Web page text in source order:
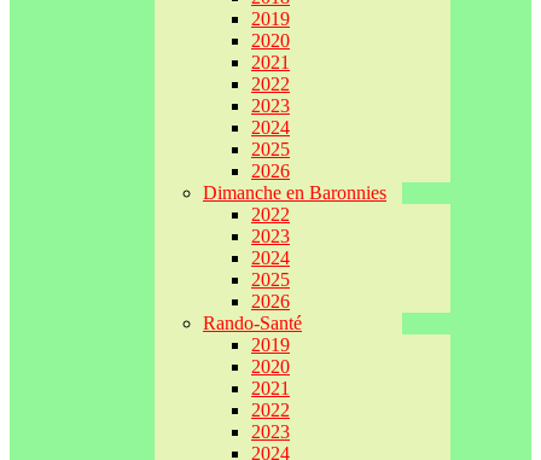
2019
2020
2021
2022
2023
2024
2025
2026
Dimanche en Baronnies
2022
2023
2024
2025
2026
Rando-Santé
2019
2020
2021
2022
2023
2024